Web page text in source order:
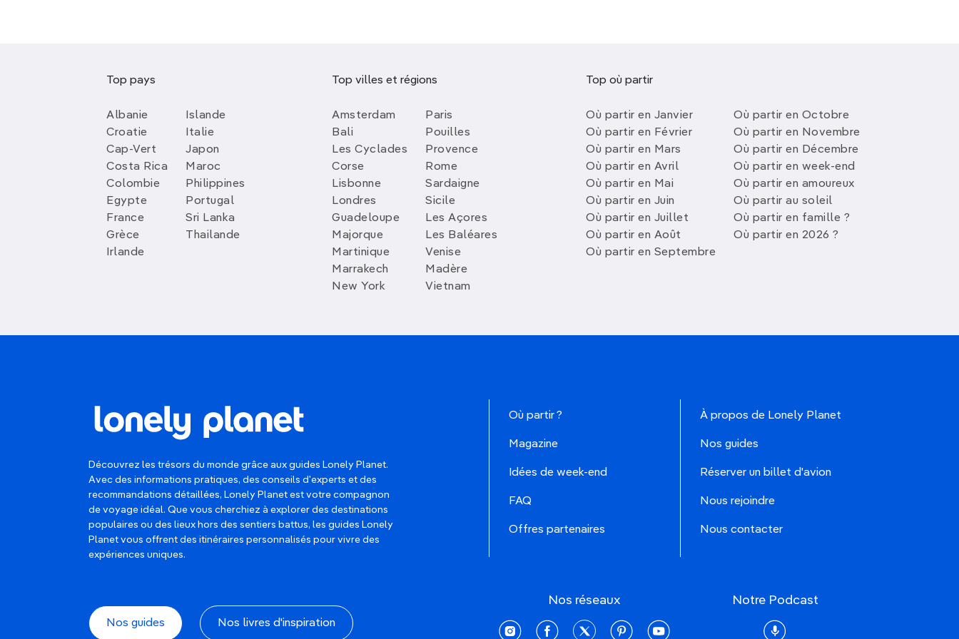
Top pays
Albanie
Croatie
Cap-Vert
Costa Rica
Colombie
Egypte
France
Grèce
Irlande
Islande
Italie
Japon
Maroc
Philippines
Portugal
Sri Lanka
Thailande
Top villes et régions
Amsterdam
Bali
Les Cyclades
Corse
Lisbonne
Londres
Guadeloupe
Majorque
Martinique
Marrakech
New York
Paris
Pouilles
Provence
Rome
Sardaigne
Sicile
Les Açores
Les Baléares
Venise
Madère
Vietnam
Top où partir
Où partir en Janvier
Où partir en Février
Où partir en Mars
Où partir en Avril
Où partir en Mai
Où partir en Juin
Où partir en Juillet
Où partir en Août
Où partir en Septembre
Où partir en Octobre
Où partir en Novembre
Où partir en Décembre
Où partir en week-end
Où partir en amoureux
Où partir au soleil
Où partir en famille ?
Où partir en 2026 ?
Découvrez les trésors du monde grâce aux guides Lonely Planet.
Avec des informations pratiques, des conseils d'experts et des
recommandations détaillées, Lonely Planet est votre compagnon
de voyage idéal. Que vous cherchiez à explorer des destinations
populaires ou des lieux hors des sentiers battus, les guides Lonely
Planet vous offrent des itinéraires personnalisés pour vivre des
expériences uniques.
Nos guides Nos livres d'inspiration
Où partir ?
Magazine
Idées de week-end
FAQ
Offres partenaires
À propos de Lonely Planet
Nos guides
Réserver un billet d'avion
Nous rejoindre
Nous contacter
Nos réseaux
instagramfacebooktwitter pinterestyoutube
Notre Podcast
Podcast